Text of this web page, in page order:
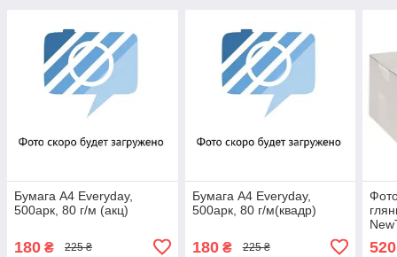
Бумага А4 Everyday,
500арк, 80 г/м (акц)
180 ₴ 225 ₴
Бумага А4 Everyday,
500арк, 80 г/м(квадр)
180₴ 225 ₴ 520